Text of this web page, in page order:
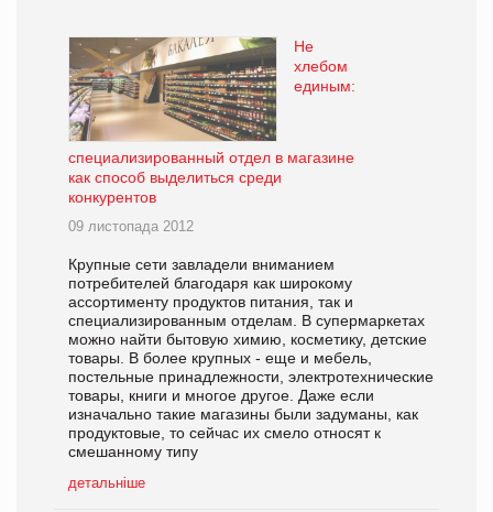
Не
хлебом
единым:
специализированный отдел в магазине
как способ выделиться среди
конкурентов
09 листопада 2012
Крупные сети завладели вниманием
потребителей благодаря как широкому
ассортименту продуктов питания, так и
специализированным отделам. В супермаркетах
можно найти бытовую химию, косметику, детские
товары. В более крупных - еще и мебель,
постельные принадлежности, электротехнические
товары, книги и многое другое. Даже если
изначально такие магазины были задуманы, как
продуктовые, то сейчас их смело относят к
смешанному типу
детальніше